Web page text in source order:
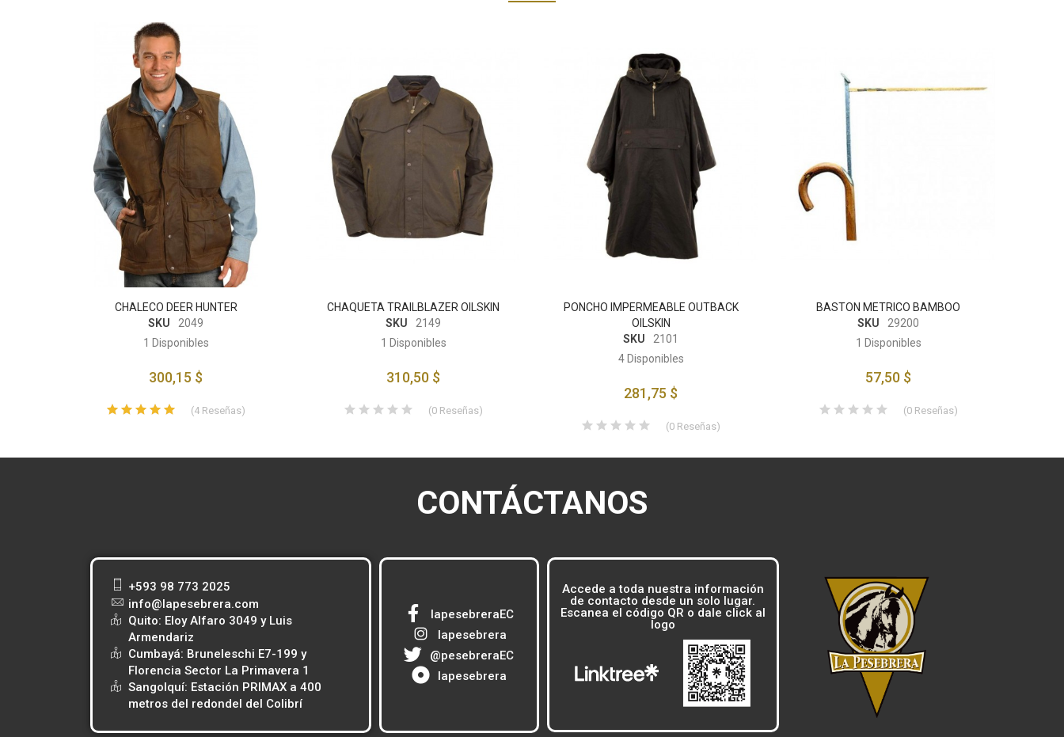
CHALECO DEER HUNTER
SKU
2049
1 Disponibles
300,15 $
(4 Reseñas)
CHAQUETA TRAILBLAZER OILSKIN
SKU
2149
1 Disponibles
310,50 $
(0 Reseñas)
PONCHO IMPERMEABLE OUTBACK
OILSKIN
SKU
2101
4 Disponibles
281,75 $
(0 Reseñas)
BASTON METRICO BAMBOO
SKU
29200
1 Disponibles
57,50 $
(0 Reseñas)
CONTÁCTANOS
+593 98 773 2025
info@lapesebrera.com
Quito: Eloy Alfaro 3049 y Luis
Armendariz
Cumbayá: Bruneleschi E7-199 y
Florencia Sector La Primavera 1
Sangolquí: Estación PRIMAX a 400
metros del redondel del Colibrí
lapesebreraEC
lapesebrera
@pesebreraEC
lapesebrera
Accede a toda nuestra información
de contacto desde un solo lugar.
Escanea el código QR o dale click al
logo